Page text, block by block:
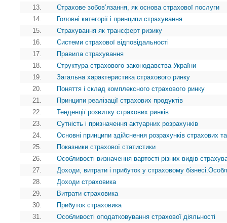
13.
Страхове зобов’язання, як основа страхової послуги
14.
Головні категорії і принципи страхування
15.
Страхування як трансферт ризику
16.
Системи страхової відповідальності
17.
Правила страхування
18.
Структура страхового законодавства України
19.
Загальна характеристика страхового ринку
20.
Поняття і склад комплексного страхового ринку
21.
Принципи реалізації страхових продуктів
22.
Тенденції розвитку страхових ринків
23.
Сутність і призначення актуарних розрахунків
24.
Основні принципи здійснення розрахунків страхових
25.
Показники страхової статистики
26.
Особливості визначення вартості різних видів
27.
Доходи, витрати і прибуток у страховому
28.
Доходи страховика
29.
Витрати страховика
30.
Прибуток страховика
31.
Особливості оподатковування страхової діяльності